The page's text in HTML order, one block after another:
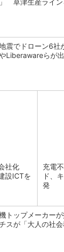
草津生産ライ
震でドローン6社
Liberawareらが
社化
設ICTを
充電
ド、
発
トップメーカー
スが「大人の社